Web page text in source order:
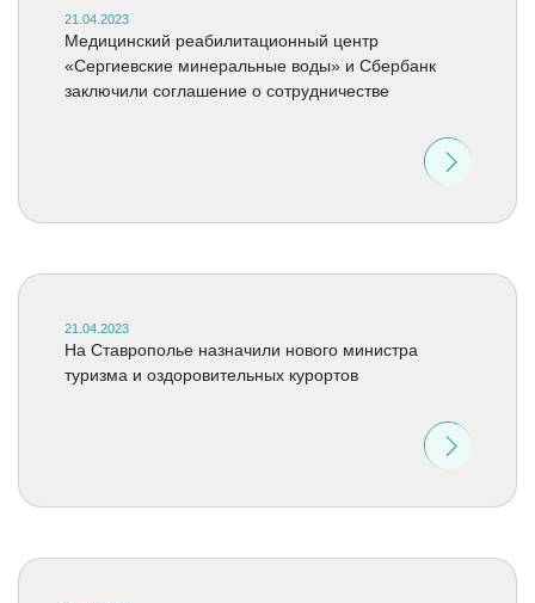
21.04.2023
Медицинский реабилитационный центр
«Сергиевские минеральные воды» и Сбербанк
заключили соглашение о сотрудничестве
21.04.2023
На Ставрополье назначили нового министра
туризма и оздоровительных курортов